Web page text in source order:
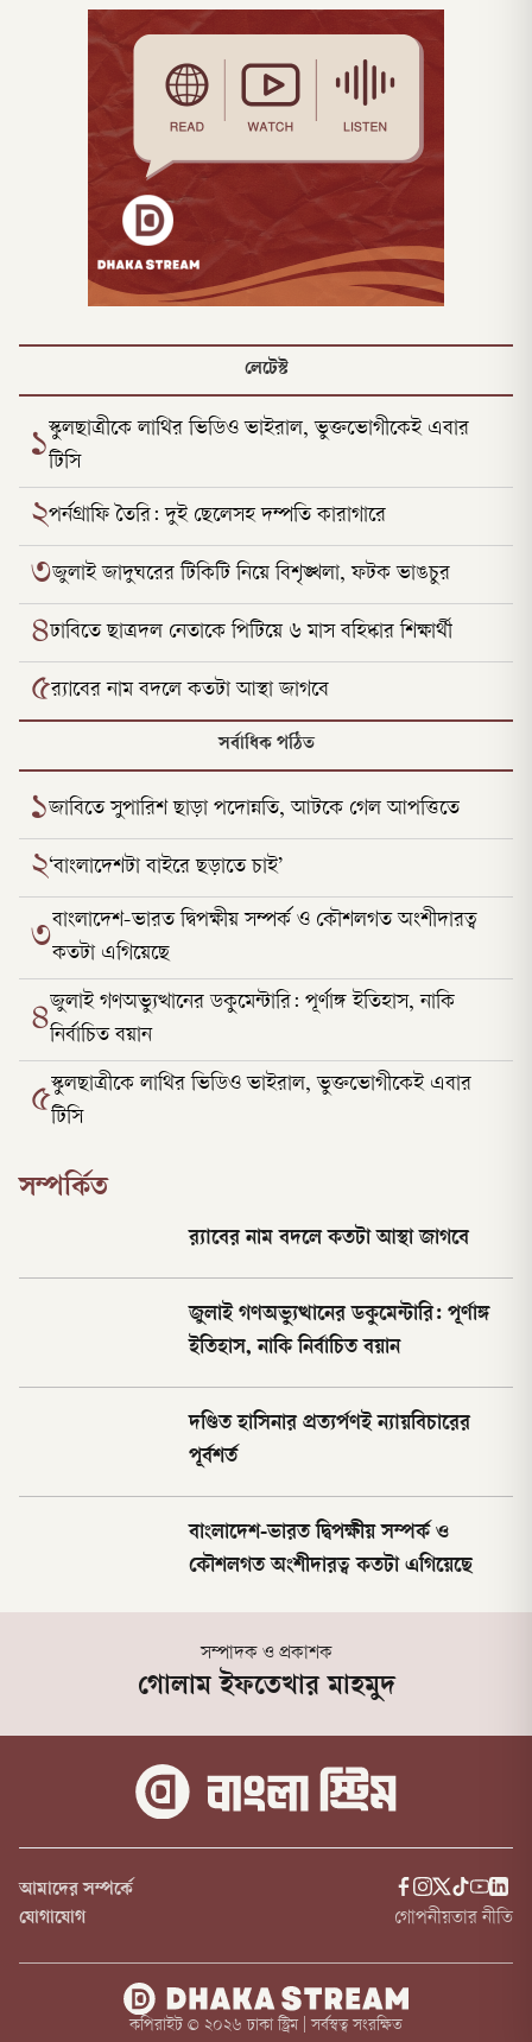
লেটেস্ট
১স্কুলছাত্রীকে লাথির ভিডিও ভাইরাল, ভুক্তভোগীকেই এবার
টিসি
২পর্নগ্রাফি তৈরি: দুই ছেলেসহ দম্পতি কারাগারে
৩জুলাই জাদুঘরের টিকিটি নিয়ে বিশৃঙ্খলা, ফটক ভাঙচুর
৪ঢাবিতে ছাত্রদল নেতাকে পিটিয়ে ৬ মাস বহিষ্কার শিক্ষার্থী
৫র‌্যাবের নাম বদলে কতটা আস্থা জাগবে
সর্বাধিক পঠিত
১জাবিতে সুপারিশ ছাড়া পদোন্নতি, আটকে গেল আপত্তিতে
২‘বাংলাদেশটা বাইরে ছড়াতে চাই’
৩বাংলাদেশ-ভারত দ্বিপক্ষীয় সম্পর্ক ও কৌশলগত অংশীদারত্ব
কতটা এগিয়েছে
৪জুলাই গণঅভ্যুত্থানের ডকুমেন্টারি: পূর্ণাঙ্গ ইতিহাস, নাকি
নির্বাচিত বয়ান
৫স্কুলছাত্রীকে লাথির ভিডিও ভাইরাল, ভুক্তভোগীকেই এবার
টিসি
সম্পর্কিত
র‌্যাবের নাম বদলে কতটা আস্থা জাগবে
জুলাই গণঅভ্যুত্থানের ডকুমেন্টারি: পূর্ণাঙ্গ
ইতিহাস, নাকি নির্বাচিত বয়ান
দণ্ডিত হাসিনার প্রত্যর্পণই ন্যায়বিচারের
পূর্বশর্ত
বাংলাদেশ-ভারত দ্বিপক্ষীয় সম্পর্ক ও
কৌশলগত অংশীদারত্ব কতটা এগিয়েছে
সম্পাদক ও প্রকাশক
গোলাম ইফতেখার মাহমুদ
গোপনীয়তার নীতি
আমাদের সম্পর্কে
যোগাযোগ
কপিরাইট © ২০২৬ ঢাকা স্ট্রিম | সর্বস্বত্ব সংরক্ষিত